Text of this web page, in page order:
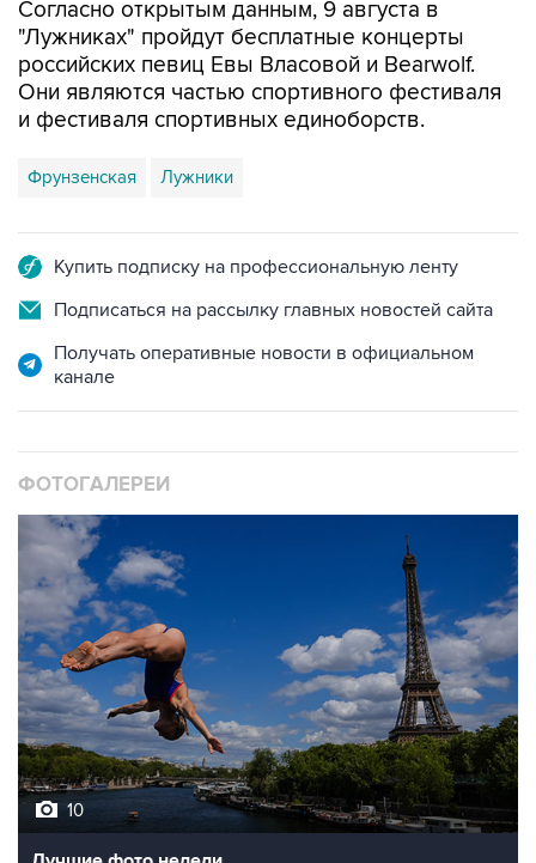
российских певиц Евы Власовой и Bearwolf.
Они являются частью спортивного фестиваля
и фестиваля спортивных единоборств.
Фрунзенская Лужники
Подписаться на рассылку главных новостей сайта
Получать оперативные новости в официальном
10
Лучшие фото недели